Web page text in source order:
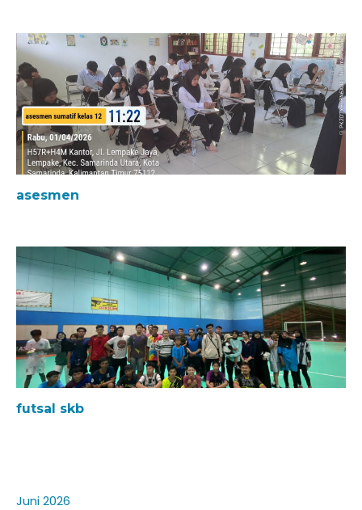
JADWAL UJIAN SUMATIF TAHUN 2025/2026
asesmen
futsal skb
Juni 2026